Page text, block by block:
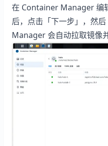
在 Container Manager 编
后，点击「下一步」，然
Manager 会自动拉取镜像